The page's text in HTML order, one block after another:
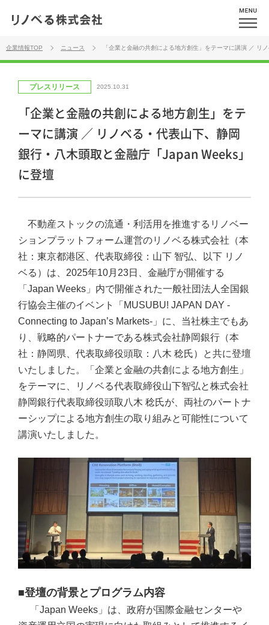
企業情報TOP ニュース 「企業と金融の共創による地方創生」をテーマに講演 ／
プレスリリース 2025.10.31
「企業と金融の共創による地方創生」をテ
ーマに講演 ／ リノベる・代表山下、静岡
銀行・八木頭取と金融庁「Japan Weeks」
に登壇
不動産ストックの流通・利活用を推進するリノベー
ションプラットフォーム運営のリノベる株式会社（本
社：東京都港区、代表取締役：山下 智弘、以下 リノ
ベる）は、2025年10月23日、金融庁が開催する
「Japan Weeks」内で開催された一般社団法人全国銀
行協会主催のイベント「MUSUBU! JAPAN DAY -
Connecting to Japan’s Markets-」に、当社株主でもあ
り、戦略的パートナーである株式会社静岡銀行（本
社：静岡県、代表取締役頭取：八木 稔氏）と共に登壇
いたしました。「企業と金融の共創による地方創生」
をテーマに、リノベる代表取締役山下智弘と株式会社
静岡銀行代表取締役頭取八木 稔氏が、両社のパートナ
ーシップによる地方創生の取り組みと可能性について
講演いたしました。
■登壇の背景とプログラム内容
「Japan Weeks」は、政府が国際金融センターや